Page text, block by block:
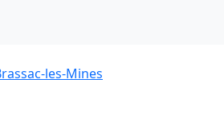
les-Mines